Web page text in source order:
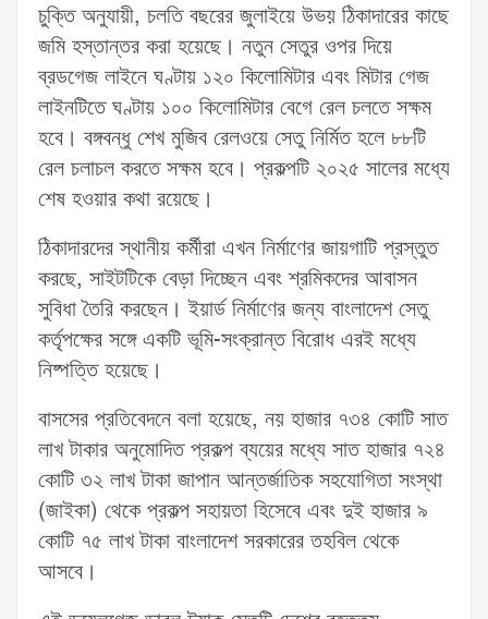
চুক্তি অনুযায়ী, চলতি বছরের জুলাইয়ে উভয় ঠিকাদারের কাছে
জমি হস্তান্তর করা হয়েছে। নতুন সেতুর ওপর দিয়ে
ব্রডগেজ লাইনে ঘণ্টায় ১২০ কিলোমিটার এবং মিটার গেজ
লাইনটিতে ঘণ্টায় ১০০ কিলোমিটার বেগে রেল চলতে সক্ষম
হবে। বঙ্গবন্ধু শেখ মুজিব রেলওয়ে সেতু নির্মিত হলে ৮৮টি
রেল চলাচল করতে সক্ষম হবে। প্রকল্পটি ২০২৫ সালের মধ্যে
শেষ হওয়ার কথা রয়েছে।
ঠিকাদারদের স্থানীয় কর্মীরা এখন নির্মাণের জায়গাটি প্রস্তুত
করছে, সাইটটিকে বেড়া দিচ্ছেন এবং শ্রমিকদের আবাসন
সুবিধা তৈরি করছেন। ইয়ার্ড নির্মাণের জন্য বাংলাদেশ সেতু
কর্তৃপক্ষের সঙ্গে একটি ভূমি-সংক্রান্ত বিরোধ এরই মধ্যে
নিষ্পত্তি হয়েছে।
বাসসের প্রতিবেদনে বলা হয়েছে, নয় হাজার ৭৩৪ কোটি সাত
লাখ টাকার অনুমোদিত প্রকল্প ব্যয়ের মধ্যে সাত হাজার ৭২৪
কোটি ৩২ লাখ টাকা জাপান আন্তর্জাতিক সহযোগিতা সংস্থা
(জাইকা) থেকে প্রকল্প সহায়তা হিসেবে এবং দুই হাজার ৯
কোটি ৭৫ লাখ টাকা বাংলাদেশ সরকারের তহবিল থেকে
আসবে।